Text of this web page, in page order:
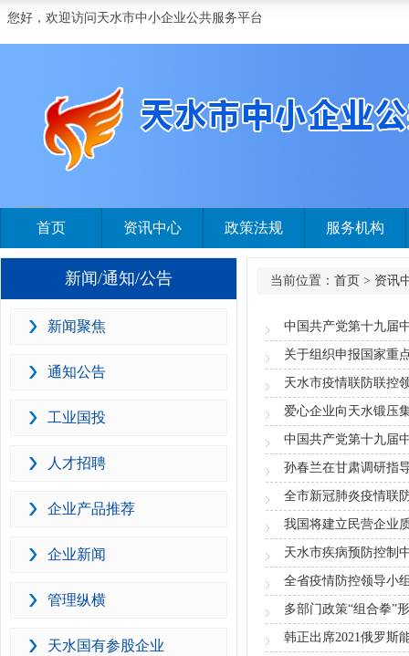
您好，欢迎访问天水市中小企业公共服务平台
首页 资讯中心 政策法规 服务机构
新闻/通知/公告
新闻聚焦
通知公告
工业国投
人才招聘
企业产品推荐
企业新闻
管理纵横
天水国有参股企业
当前位置： 首页 > 资讯
中国共产党第十九届
天水市疫情联防联控
爱心企业向天水锻压
中国共产党第十九届
孙春兰在甘肃调研指
全市新冠肺炎疫情联
我国将建立民营企业
天水市疾病预防控制
全省疫情防控领导小
多部门政策“组合拳”
韩正出席2021俄罗斯